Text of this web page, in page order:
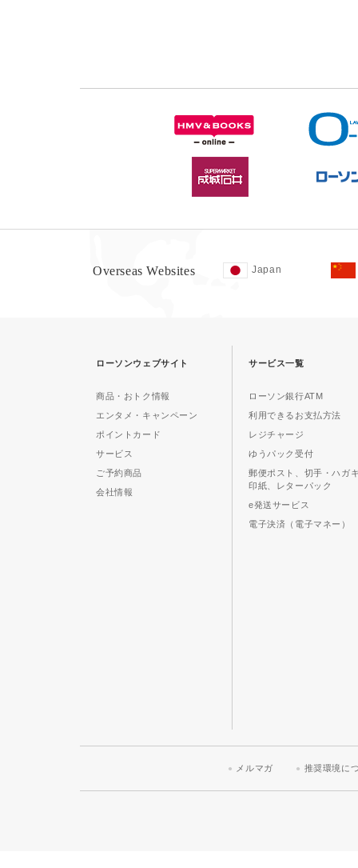
Overseas Websites Japan
ローソンウェブサイト
商品・おトク情報
エンタメ・キャンペーン
ポイントカード
サービス
ご予約商品
会社情報
サービス一覧
ローソン銀行ATM
利用できるお支払方法
レジチャージ
ゆうパック受付
郵便ポスト、切手・ハガ
印紙、レターパック
e発送サービス
電子決済（電子マネー）
メルマガ 推奨環境に